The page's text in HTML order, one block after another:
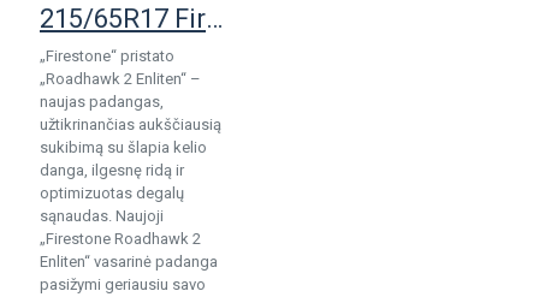
215/65R17 Firestone RoadHawk 2 Enliten
„Firestone“ pristato
„Roadhawk 2 Enliten“ –
naujas padangas,
užtikrinančias aukščiausią
sukibimą su šlapia kelio
danga, ilgesnę ridą ir
optimizuotas degalų
sąnaudas. Naujoji
„Firestone Roadhawk 2
Enliten“ vasarinė padanga
pasižymi geriausiu savo